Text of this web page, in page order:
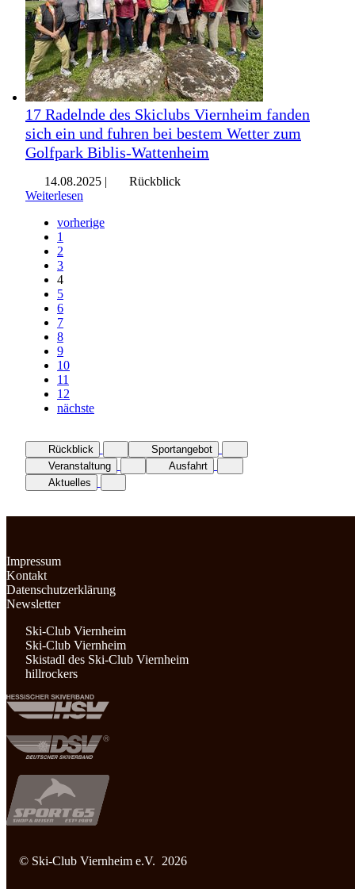
17 Radelnde des Skiclubs Viernheim fanden
sich ein und fuhren bei bestem Wetter zum
Golfpark Biblis-Wattenheim
14.08.2025 |
Rückblick
Weiterlesen
vorherige
1
2
3
4
5
6
7
8
9
10
11
12
nächste
Rückblick
Sportangebot
Veranstaltung
Ausfahrt
Aktuelles
Impressum
Kontakt
Datenschutzerklärung
Newsletter
Ski-Club Viernheim
Ski-Club Viernheim
Skistadl des Ski-Club Viernheim
hillrockers
© Ski-Club Viernheim e.V. 2026